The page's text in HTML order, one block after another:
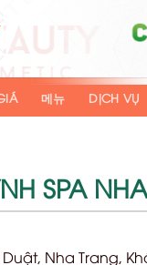
메뉴 DỊCH VỤ
SPA
Duật, Nha Trang,